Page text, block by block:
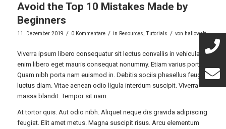
Avoid the Top 10 Mistakes Made by
Beginners
11. Dezember 2019 / 0 Kommentare / in Resources, Tutorials / von hallowelt
Viverra ipsum libero consequatur sit lectus convallis in vehicula
enim libero eget mauris consequat nonummy. Etiam varius porta.
Quam nibh porta nam euismod in. Debitis sociis phasellus feugiat
luctus diam. Vitae aenean odio ligula interdum suscipit. Viverra
massa blandit. Tempor sit nam.
At tortor quis. Aut odio nibh. Aliquet neque dis gravida adipiscing
feugiat. Elit amet metus. Magna suscipit risus. Arcu elementum